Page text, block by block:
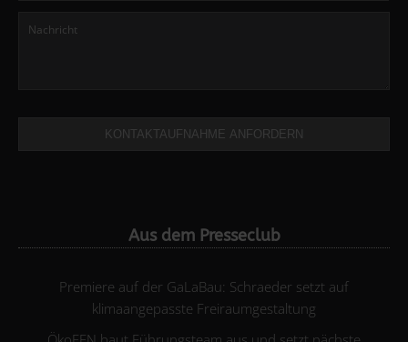
KONTAKTAUFNAHME ANFORDERN
Aus dem Presseclub
Premiere auf der GaLaBau: Schraeder setzt auf
klimaangepasste Freiraumgestaltung